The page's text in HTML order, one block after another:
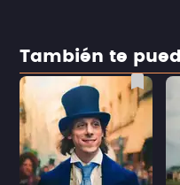
También te